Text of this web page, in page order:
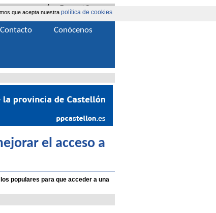
que acepta nuestra política de cookies
el acceso a
populares para que acceder a una
|Contacta
Área Extranet
Contacto Conócenos